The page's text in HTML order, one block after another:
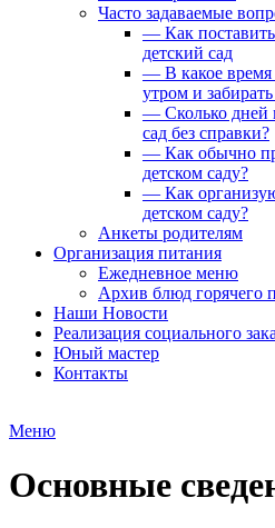
Часто задаваемые
— Как поставить
детский сад
— В какое время
утром и
— Сколько дней
сад без справки?
— Как обычно
детском саду?
— Как
детском саду?
Анкеты родителям
Организация питания
Ежедневное меню
Архив блюд горячего
Наши Новости
Реализация социального
Юный мастер
Контакты
Меню
Основные